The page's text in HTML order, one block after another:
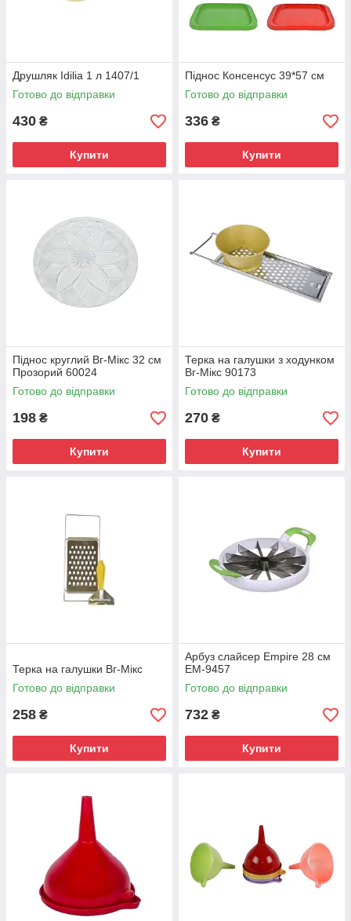
Друшляк Idilia 1 л 1407/1
Готово до відправки
430 ₴
Купити
Піднос Консенсус 39*57 см
Готово до відправки
336 ₴
Купити
Піднос круглий Вг-Мікс 32 см
Прозорий 60024
Готово до відправки
198 ₴
Купити
Терка на галушки з ходунком
Вг-Мікс 90173
Готово до відправки
270 ₴
Купити
Терка на галушки Вг-Мікс
Готово до відправки
258 ₴
Купити
Арбуз слайсер Empire 28 см
EM-9457
Готово до відправки
732 ₴
Купити